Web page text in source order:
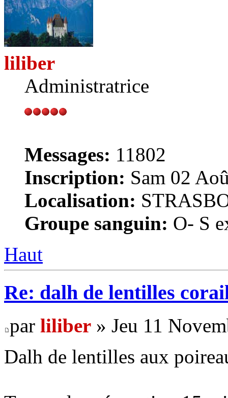
liliber
Administratrice
Messages: 11802
Inscription: Sam 02
Localisation:
Groupe sanguin: O- S
Haut
Re: dalh de lentilles
par liliber » Jeu 11
Dalh de lentilles aux